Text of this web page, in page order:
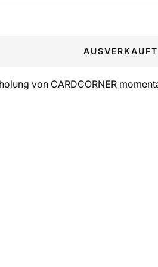
AUSVERKAUFT
von CARDCORNER